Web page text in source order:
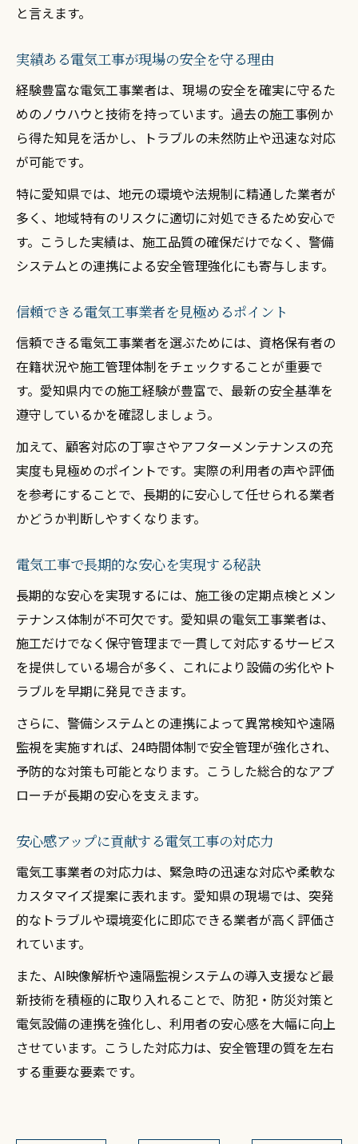
と言えます。
実績ある電気工事が現場の安全を守る理由
経験豊富な電気工事業者は、現場の安全を確実に守るた
めのノウハウと技術を持っています。過去の施工事例か
ら得た知見を活かし、トラブルの未然防止や迅速な対応
が可能です。
特に愛知県では、地元の環境や法規制に精通した業者が
多く、地域特有のリスクに適切に対処できるため安心で
す。こうした実績は、施工品質の確保だけでなく、警備
システムとの連携による安全管理強化にも寄与します。
信頼できる電気工事業者を見極めるポイント
信頼できる電気工事業者を選ぶためには、資格保有者の
在籍状況や施工管理体制をチェックすることが重要で
す。愛知県内での施工経験が豊富で、最新の安全基準を
遵守しているかを確認しましょう。
加えて、顧客対応の丁寧さやアフターメンテナンスの充
実度も見極めのポイントです。実際の利用者の声や評価
を参考にすることで、長期的に安心して任せられる業者
かどうか判断しやすくなります。
電気工事で長期的な安心を実現する秘訣
長期的な安心を実現するには、施工後の定期点検とメン
テナンス体制が不可欠です。愛知県の電気工事業者は、
施工だけでなく保守管理まで一貫して対応するサービス
を提供している場合が多く、これにより設備の劣化やト
ラブルを早期に発見できます。
さらに、警備システムとの連携によって異常検知や遠隔
監視を実施すれば、24時間体制で安全管理が強化され、
予防的な対策も可能となります。こうした総合的なアプ
ローチが長期の安心を支えます。
安心感アップに貢献する電気工事の対応力
電気工事業者の対応力は、緊急時の迅速な対応や柔軟な
カスタマイズ提案に表れます。愛知県の現場では、突発
的なトラブルや環境変化に即応できる業者が高く評価さ
れています。
また、AI映像解析や遠隔監視システムの導入支援など最
新技術を積極的に取り入れることで、防犯・防災対策と
電気設備の連携を強化し、利用者の安心感を大幅に向上
させています。こうした対応力は、安全管理の質を左右
する重要な要素です。